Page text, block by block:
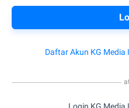
Daftar Akun KG Media